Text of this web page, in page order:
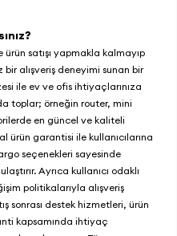
ürün satışı yapmakla kalmayıp
alışveriş deneyimi sunan bir
ile ev ve ofis ihtiyaçlarınıza
toplar; örneğin router, mini
en güncel ve kaliteli
ürün garantisi ile kullanıcılarına
seçenekleri sayesinde
Ayrıca kullanıcı odaklı
politikalarıyla alışveriş
sonrası destek hizmetleri, ürün
kapsamında ihtiyaç